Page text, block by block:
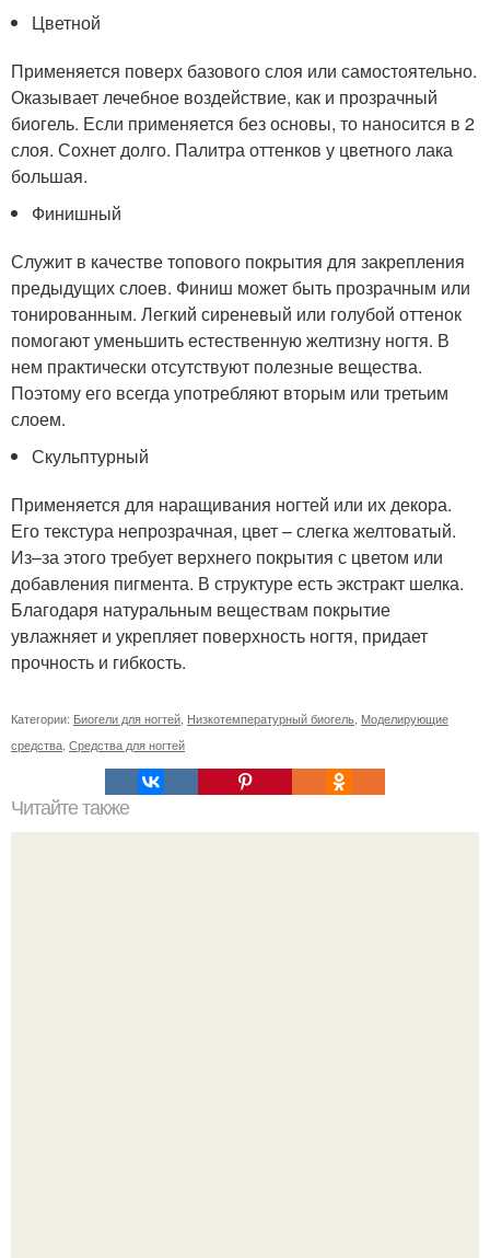
Цветной
Применяется поверх базового слоя или самостоятельно.
Оказывает лечебное воздействие, как и прозрачный
биогель. Если применяется без основы, то наносится в 2
слоя. Сохнет долго. Палитра оттенков у цветного лака
большая.
Финишный
Служит в качестве топового покрытия для закрепления
предыдущих слоев. Финиш может быть прозрачным или
тонированным. Легкий сиреневый или голубой оттенок
помогают уменьшить естественную желтизну ногтя. В
нем практически отсутствуют полезные вещества.
Поэтому его всегда употребляют вторым или третьим
слоем.
Скульптурный
Применяется для наращивания ногтей или их декора.
Его текстура непрозрачная, цвет – слегка желтоватый.
Из–за этого требует верхнего покрытия с цветом или
добавления пигмента. В структуре есть экстракт шелка.
Благодаря натуральным веществам покрытие
увлажняет и укрепляет поверхность ногтя, придает
прочность и гибкость.
Категории: Биогели для ногтей, Низкотемпературный биогель, Моделирующие
средства, Средства для ногтей
Читайте также